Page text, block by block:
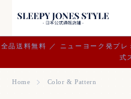
全品送料無料 ／ ニューヨーク発プ
式
Home Color & Pattern